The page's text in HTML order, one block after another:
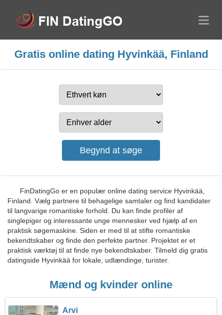
Gratis online dating Hyvinkää, Finland
FinDatingGo er en populær online dating service Hyvinkää,
Finland. Vælg partnere til behagelige samtaler og find kandidater
til langvarige romantiske forhold. Du kan finde profiler af
singlepiger og interessante unge mennesker ved hjælp af en
praktisk søgemaskine. Siden er med til at stifte romantiske
bekendtskaber og finde den perfekte partner. Projektet er et
praktisk værktøj til at finde nye bekendtskaber. Tilmeld dig gratis
datingside Hyvinkää for lokale, udlændinge, turister.
Mænd og kvinder online
Arvi